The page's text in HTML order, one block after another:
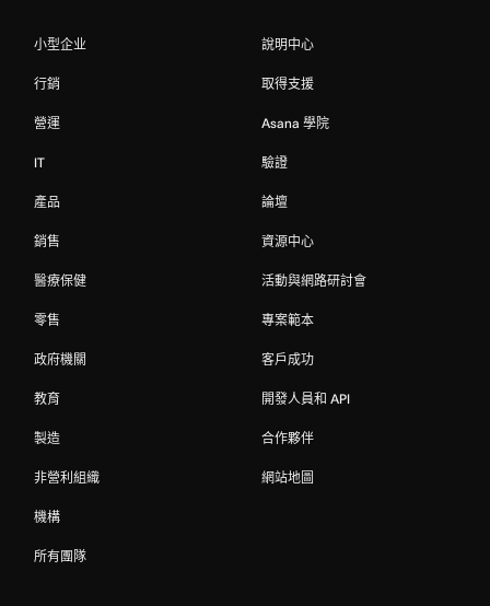
小型企业
行銷
營運
IT
產品
銷售
醫療保健
零售
政府機關
教育
製造
非營利組織
機構
所有團隊
說明中心
取得支援
Asana 學院
驗證
論壇
資源中心
活動與網路研討會
專案範本
客戶成功
開發人員和 API
合作夥伴
網站地圖